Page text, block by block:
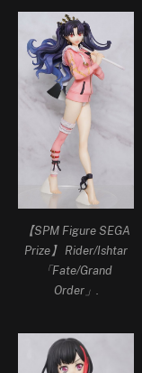
【SPM Figure SEGA
Prize】 Rider/Ishtar
「Fate/Grand
Order」.